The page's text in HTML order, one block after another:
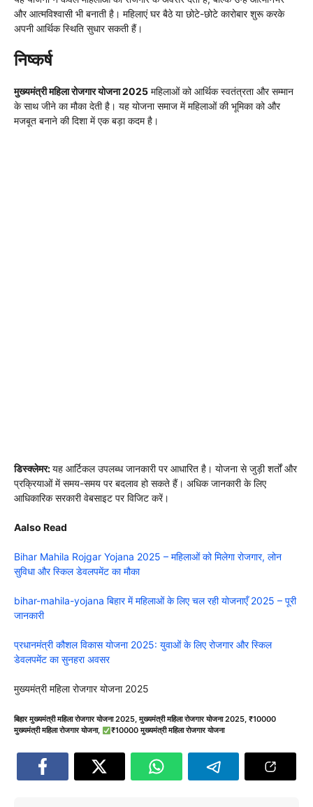
और आत्मविश्वासी भी बनाती है। महिलाएं घर बैठे या छोटे-छोटे कारोबार शुरू करके
अपनी आर्थिक स्थिति सुधार सकती हैं।
निष्कर्ष
मुख्यमंत्री महिला रोजगार योजना 2025 महिलाओं को आर्थिक स्वतंत्रता और सम्मान
के साथ जीने का मौका देती है। यह योजना समाज में महिलाओं की भूमिका को और
मजबूत बनाने की दिशा में एक बड़ा कदम है।
डिस्क्लेमर:यह आर्टिकल उपलब्ध जानकारी पर आधारित है। योजना से जुड़ी शर्तों और
प्रक्रियाओं में समय-समय पर बदलाव हो सकते हैं। अधिक जानकारी के लिए
आधिकारिक सरकारी वेबसाइट पर विजिट करें।
Aalso Read
Bihar Mahila Rojgar Yojana 2025 – महिलाओं को मिलेगा रोजगार, लोन
सुविधा और स्किल डेवलपमेंट का मौका
bihar-mahila-yojana बिहार में महिलाओं के लिए चल रही योजनाएँ 2025 – पूरी
जानकारी
प्रधानमंत्री कौशल विकास योजना 2025: युवाओं के लिए रोजगार और स्किल
डेवलपमेंट का सुनहरा अवसर
मुख्यमंत्री महिला रोजगार योजना 2025
बिहार मुख्यमंत्री महिला रोजगार योजना 2025,मुख्यमंत्री महिला रोजगार योजना 2025, ₹10000
मुख्यमंत्री महिला रोजगार योजना, ₹10000 मुख्यमंत्री महिला रोजगार योजना